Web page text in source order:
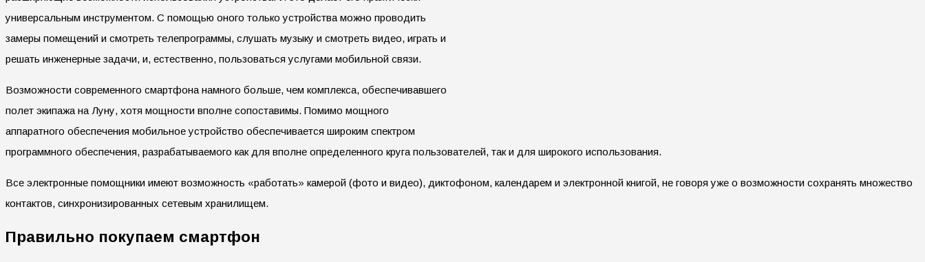
универсальным инструментом. С помощью оного только устройства можно проводить
замеры помещений и смотреть телепрограммы, слушать музыку и смотреть видео, играть и
решать инженерные задачи, и, естественно, пользоваться услугами мобильной связи.
Возможности современного смартфона намного больше, чем комплекса, обеспечивавшего
полет экипажа на Луну, хотя мощности вполне сопоставимы. Помимо мощного
аппаратного обеспечения мобильное устройство обеспечивается широким спектром
программного обеспечения, разрабатываемого как для вполне определенного круга пользователей, так и для широкого использования.
Все электронные помощники имеют возможность «работать» камерой (фото и видео), диктофоном, календарем и электронной книгой, не говоря уже о возможности сохранять множество
контактов, синхронизированных сетевым хранилищем.
Правильно покупаем смартфон